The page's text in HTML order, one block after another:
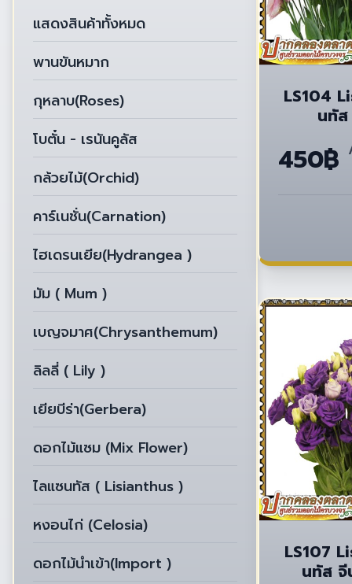
แสดงสินค้าทั้งหมด
พานขันหมาก
กุหลาบ(Roses)
โบตั๋น - เรนันคูลัส
กล้วยไม้(Orchid)
คาร์เนชั่น(Carnation)
ไฮเดรนเยีย(Hydrangea )
มัม ( Mum )
เบญจมาศ(Chrysanthemum)
ลิลลี่ ( Lily )
เยียบีร่า(Gerbera)
ดอกไม้แซม (Mix Flower)
ไลแซนทัส ( Lisianthus )
หงอนไก่ (Celosia)
ดอกไม้นำเข้า(Import )
LS104
นทั
450฿
LS107
นทัส จี